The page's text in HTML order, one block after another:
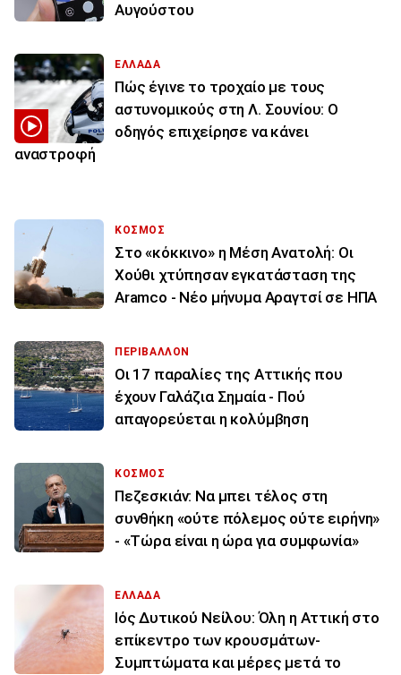
Αυγούστου
ΕΛΛΑΔΑ
Πώς έγινε το τροχαίο με τους
αστυνομικούς στη Λ. Σουνίου: Ο
οδηγός επιχείρησε να κάνει
αναστροφή
ΚΟΣΜΟΣ
Στο «κόκκινο» η Μέση Ανατολή: Οι
Χούθι χτύπησαν εγκατάσταση της
Aramco - Νέο μήνυμα Αραγτσί σε ΗΠΑ
ΠΕΡΙΒΑΛΛΟΝ
Οι 17 παραλίες της Αττικής που
έχουν Γαλάζια Σημαία - Πού
απαγορεύεται η κολύμβηση
ΚΟΣΜΟΣ
Πεζεσκιάν: Να μπει τέλος στη
συνθήκη «ούτε πόλεμος ούτε ειρήνη»
- «Τώρα είναι η ώρα για συμφωνία»
ΕΛΛΑΔΑ
Ιός Δυτικού Νείλου: Όλη η Αττική στο
επίκεντρο των κρουσμάτων-
Συμπτώματα και μέρες μετά το